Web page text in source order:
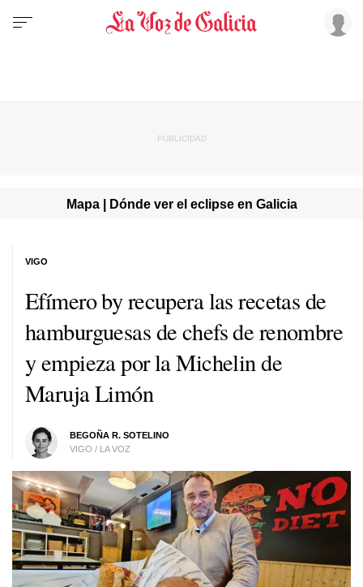
Mapa | Dónde ver el eclipse en Galicia
Efímero by recupera las recetas de
hamburguesas de chefs de renombre
y empieza por la Michelin de
Maruja Limón
BEGOÑA R. SOTELINO
VIGO / LA VOZ
VIGO